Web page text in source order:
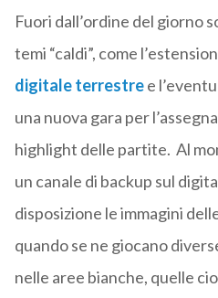
Fuori dall’ordine del giorno
temi “caldi”, come
digitale terrestree
una nuova gara per
highlight delle partite. Al
un canale di backup sul
disposizione le immagini
quando se ne giocano
nelle aree bianche, quelle